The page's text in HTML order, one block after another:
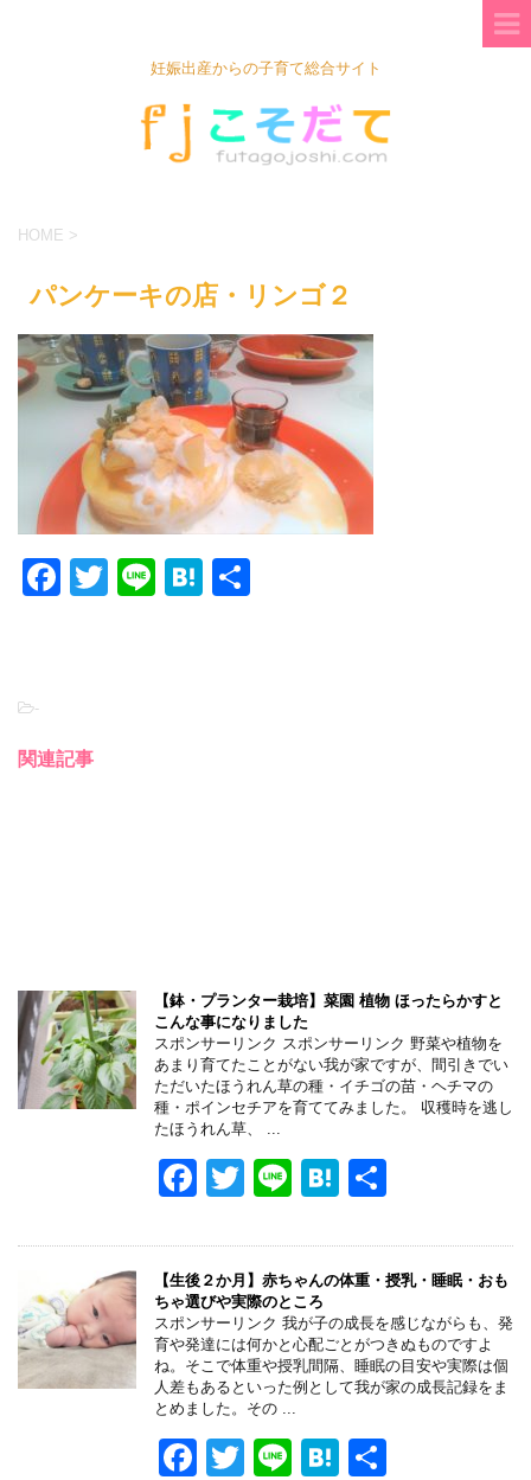
妊娠出産からの子育て総合サイト
HOME >
パンケーキの店・リンゴ２
F
o
T
Li
H
-
関連記事
【鉢・プランター栽培】菜園 植物 ほったらかすと
こんな事になりました
スポンサーリンク スポンサーリンク 野菜や植物を
あまり育てたことがない我が家ですが、間引きでい
ただいたほうれん草の種・イチゴの苗・ヘチマの
種・ポインセチアを育ててみました。 収穫時を逃し
たほうれん草、 ...
F
c
e
b
o
o
k
T
tt
er
Li
e
H
e
n
a
【生後２か月】赤ちゃんの体重・授乳・睡眠・おも
ちゃ選びや実際のところ
スポンサーリンク 我が子の成長を感じながらも、発
育や発達には何かと心配ごとがつきぬものですよ
ね。そこで体重や授乳間隔、睡眠の目安や実際は個
人差もあるといった例として我が家の成長記録をま
とめました。その ...
F
T
Li
H